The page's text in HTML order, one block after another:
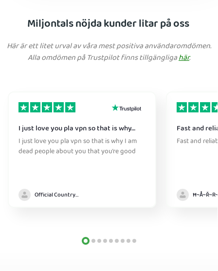
Miljontals nöjda kunder litar på oss
Här är ett litet urval av våra mest positiva användaromdömen.
Alla omdömen på Trustpilot finns tillgängligahär.
I just love you pla vpn so that is why…
I just love you pla vpn so that is why I am
dead people about you that you’re good
Official Country model
Fast and
Fast and